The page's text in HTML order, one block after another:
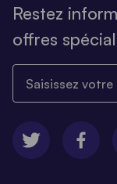
Restez
offres